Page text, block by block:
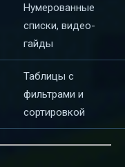
Нумерованные
списки, видео-
гайды
Таблицы с
фильтрами и
сортировкой